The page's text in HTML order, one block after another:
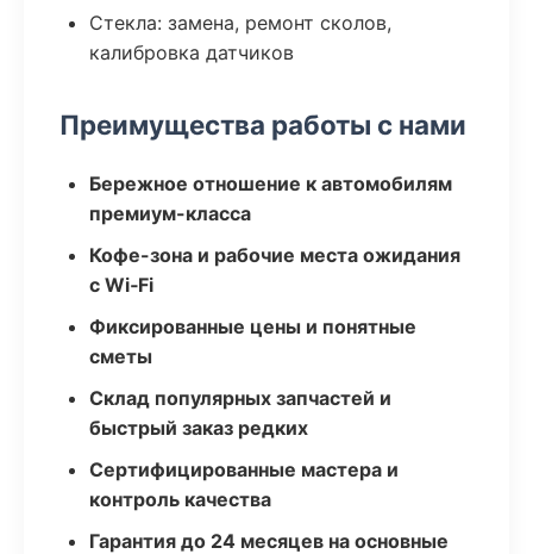
Стекла: замена, ремонт сколов,
калибровка датчиков
Преимущества работы с нами
Бережное отношение к автомобилям
премиум-класса
Кофе-зона и рабочие места ожидания
с Wi‑Fi
Фиксированные цены и понятные
сметы
Склад популярных запчастей и
быстрый заказ редких
Сертифицированные мастера и
контроль качества
Гарантия до 24 месяцев на основные